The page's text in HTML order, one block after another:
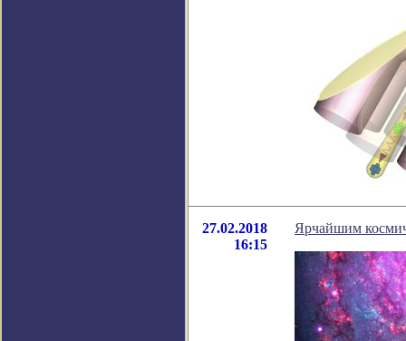
27.02.2018
16:15
Ярчайшим